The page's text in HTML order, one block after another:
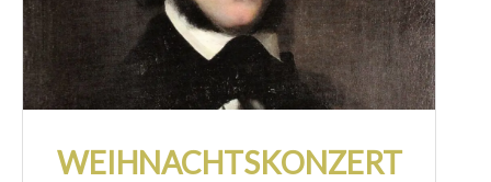
WEIHNACHTSKONZERT